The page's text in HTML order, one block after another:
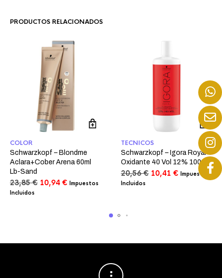
PRODUCTOS RELACIONADOS
COLOR
Schwarzkopf – Blondme
Aclara+Cober Arena 60ml
Lb-Sand
23,85€ El
10,94 €ElImpuestos
Incluidos
TECNICOS
Schwarzkopf – Igora Royal
Oxidante 40 Vol 12% 1000ml
20,56€ El
10,41 €ElImpuestos
Incluidos